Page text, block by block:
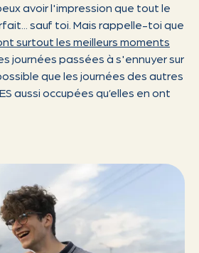
avoir l'impression que tout le
sauf toi. Mais rappelle-toi que
surtout les meilleurs moments
journées passées à s'ennuyer sur
que les journées des autres
aussi occupées qu’elles en ont